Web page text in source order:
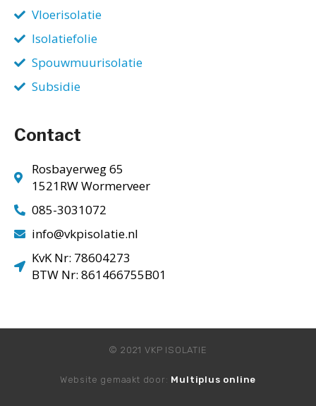
Vloerisolatie
Isolatiefolie
Spouwmuurisolatie
Subsidie
Contact
Rosbayerweg 65
1521RW Wormerveer
085-3031072
info@vkpisolatie.nl
KvK Nr: 78604273
BTW Nr: 861466755B01
© 2021 VKP ISOLATIE
Website gemaakt door: Multiplus online